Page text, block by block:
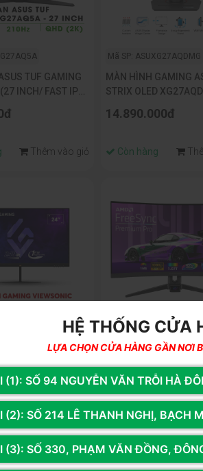
TUF GAMING
INCH/ FAST IPS/
Thêm vào giỏ
Mã SP: ASUXG27AQDMG
MÀN HÌNH GAMING
STRIX OLED
SYNC/DISPLAYHDR
14.890.000đ
Còn hàng
VIEWSONIC
PRO (23.8
240HZ/1MS)
Thêm vào giỏ
Mã SP: ASRPG27FRS1A
MÀN HÌNH ASROCK
PG27FRS1A (27
1MS/ 280HZ/ HDMI/
Còn hàng
HỆ THỐNG CỬA
LỰA CHỌN CỬA HÀNG GẦN NƠI
(1): SỐ 94 NGUYỄN VĂN TRỖI HÀ
(2): SỐ 214 LÊ THANH NGHỊ, BẠCH
(3): SỐ 330, PHẠM VĂN ĐỒNG,